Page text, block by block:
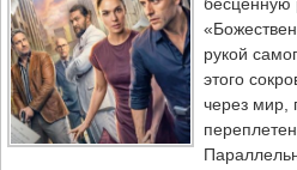
рукой
этого
через мир,